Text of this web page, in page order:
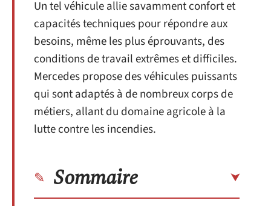
Un tel véhicule allie savamment confort et
capacités techniques pour répondre aux
besoins, même les plus éprouvants, des
conditions de travail extrêmes et difficiles.
Mercedes propose des véhicules puissants
qui sont adaptés à de nombreux corps de
métiers, allant du domaine agricole à la
lutte contre les incendies.
Sommaire